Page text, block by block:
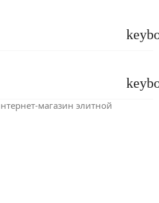
магазин элитной